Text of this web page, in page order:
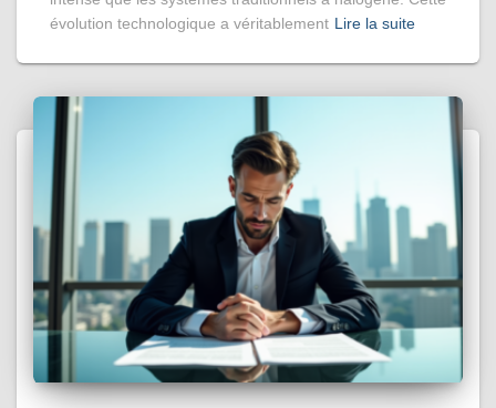
évolution technologique a véritablement Lire la suite